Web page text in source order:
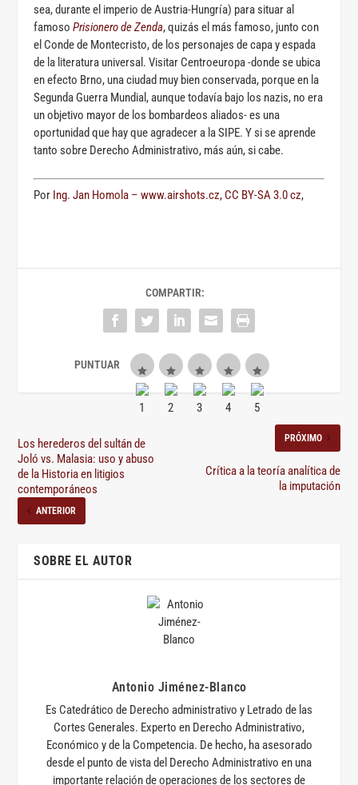
sea, durante el imperio de Austria-Hungría) para situar al
famosoPrisionero de Zenda, quizás el más famoso, junto con
el Conde de Montecristo, de los personajes de capa y espada
de la literatura universal. Visitar Centroeuropa -donde se ubica
en efecto Brno, una ciudad muy bien conservada, porque en la
Segunda Guerra Mundial, aunque todavía bajo los nazis, no era
un objetivo mayor de los bombardeos aliados- es una
oportunidad que hay que agradecer a la SIPE. Y si se aprende
tanto sobre Derecho Administrativo, más aún, si cabe.
Por Ing. Jan Homola – www.airshots.cz, CC BY-SA 3.0 cz,
COMPARTIR:
Los herederos del sultán de
Joló vs. Malasia: uso y abuso
de la Historia en litigios
contemporáneos
ANTERIOR
PRÓXIMO
Crítica a la teoría analítica de
la imputación
SOBRE EL AUTOR
Antonio Jiménez-Blanco
Es Catedrático de Derecho administrativo y Letrado de las
Cortes Generales. Experto en Derecho Administrativo,
Económico y de la Competencia. De hecho, ha asesorado
desde el punto de vista del Derecho Administrativo en una
importante relación de operaciones de los sectores de